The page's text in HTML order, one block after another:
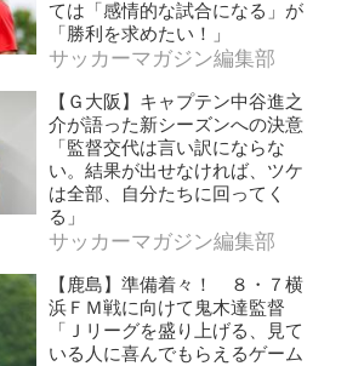
ては「感情的な試合になる」が
「勝利を求めたい！」
サッカーマガジン編集部
【Ｇ大阪】キャプテン中谷進之
介が語った新シーズンへの決意
「監督交代は言い訳にならな
い。結果が出せなければ、ツケ
は全部、自分たちに回ってく
る」
サッカーマガジン編集部
【鹿島】準備着々！ ８・７横
浜ＦＭ戦に向けて鬼木達監督
「Ｊリーグを盛り上げる、見て
いる人に喜んでもらえるゲーム